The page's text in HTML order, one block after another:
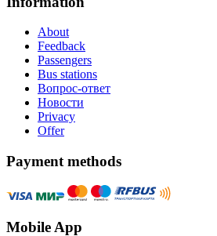
About
Feedback
Passengers
Bus stations
Вопрос-ответ
Новости
Privacy
Offer
Payment methods
Mobile App